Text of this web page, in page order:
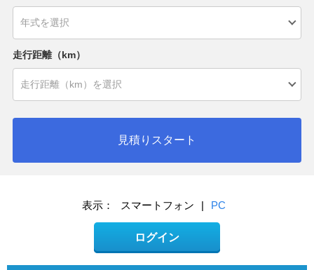
走行距離（km）
見積りスタート
表示： スマートフォン | PC
ログイン